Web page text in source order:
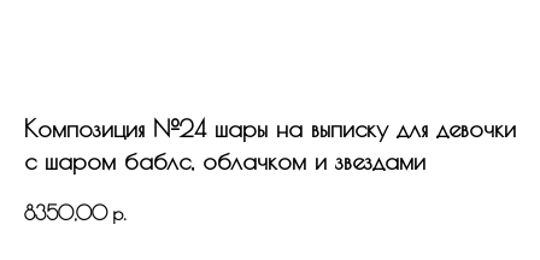
Композиция №24 шары на выписку для девочки
с шаром баблс, облачком и звездами
8350,00 р.